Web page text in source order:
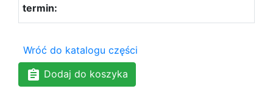
Wróć do katalogu części
Dodaj do koszyka